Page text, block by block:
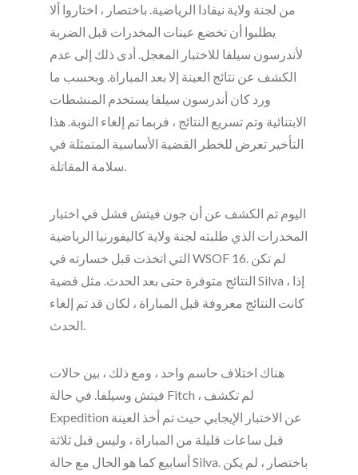
من لجنة ولاية نيفادا الرياضية. باختصار ، اختاروا ألا
يطلبوا أن تخضع عينات المخدرات قبل الضربة
لأندرسون سيلفا للاختبار المعجل. أدى ذلك إلى عدم
الكشف عن نتائج العينة إلا بعد المباراة. وبحسب ما
ورد كان أندرسون سيلفا يستخدم المنشطات
الابتنائية وتم تسريع النتائج ، فربما تم إلغاء النوبة. هذا
التأخير تعرض للخطر القضية الأساسية المتمثلة في
سلامة المقاتلة.
اليوم تم الكشف عن أن جون فيتش فشل في اختبار
المخدرات الذي طلبته لجنة ولاية كاليفورنيا الرياضية
التي اتخذت قبل خسارته في WSOF 16. لم تكن
النتائج متوفرة حتى بعد الحدث. مثل قضية Silva ، إذا
كانت النتائج معروفة قبل المباراة ، لكان قد تم إلغاء
الحدث.
هناك اختلاف حاسم واحد ، ومع ذلك ، بين حالات
فيتش وسيلفا. في حالة Fitch ، لم تكشف
Expedition عن الاختبار الإيجابي حيث تم أخذ العينة
قبل ساعات قليلة من المباراة ، وليس قبل ثلاثة
أسابيع كما هو الحال مع حالة Silva. باختصار ، لم يكن